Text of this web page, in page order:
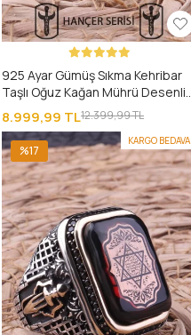
925 Ayar Gümüş Sıkma Kehribar
Taşlı Oğuz Kağan Mührü Desenli
Erkek Yüzük
8.999,99 TL12.399,99 TL
KARGO BEDAVA
%17